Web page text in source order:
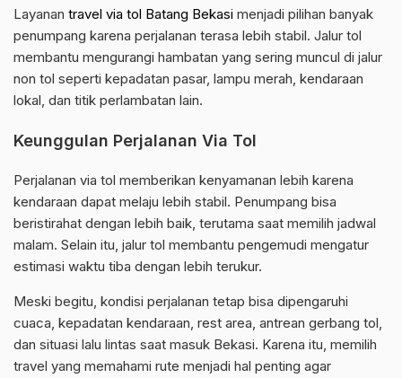
Layanan travel via tol Batang Bekasi menjadi pilihan banyak
penumpang karena perjalanan terasa lebih stabil. Jalur tol
membantu mengurangi hambatan yang sering muncul di jalur
non tol seperti kepadatan pasar, lampu merah, kendaraan
lokal, dan titik perlambatan lain.
Keunggulan Perjalanan Via Tol
Perjalanan via tol memberikan kenyamanan lebih karena
kendaraan dapat melaju lebih stabil. Penumpang bisa
beristirahat dengan lebih baik, terutama saat memilih jadwal
malam. Selain itu, jalur tol membantu pengemudi mengatur
estimasi waktu tiba dengan lebih terukur.
Meski begitu, kondisi perjalanan tetap bisa dipengaruhi
cuaca, kepadatan kendaraan, rest area, antrean gerbang tol,
dan situasi lalu lintas saat masuk Bekasi. Karena itu, memilih
travel yang memahami rute menjadi hal penting agar